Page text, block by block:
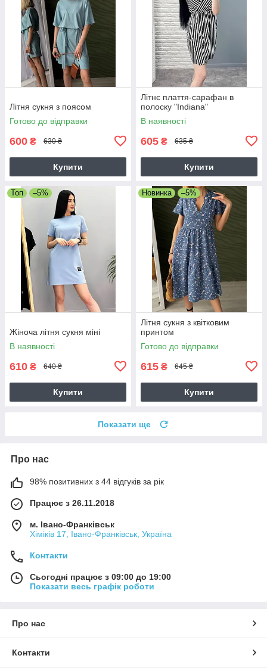
Літня сукня з поясом
Готово до відправки
600 ₴ 630 ₴
Купити
Літнє плаття-сарафан в
полоску "Indiana"
В наявності
605 ₴ 635 ₴
Купити
Топ –5%
Жіноча літня сукня міні
В наявності
610 ₴ 640 ₴
Купити
Новинка –5%
Літня сукня з квітковим
принтом
Готово до відправки
615 ₴ 645 ₴
Купити
Показати ще
Про нас
98% позитивних з 44 відгуків за рік
Працює з 26.11.2018
м. Івано-Франківськ
Хіміків 17, Івано-Франківськ, Україна
Контакти
Сьогодні працює з 09:00 до 19:00
Показати весь графік роботи
Про нас
Контакти